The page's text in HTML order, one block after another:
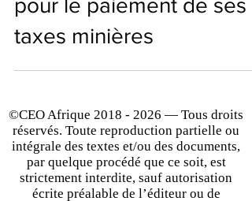
La Zambie accepte
désormais le yuan chinois
pour le paiement de ses
taxes minières
©CEO Afrique2018 - 2026 — Tous droits